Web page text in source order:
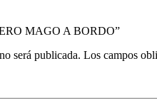
MAGO A BORDO”
será publicada. Los campos